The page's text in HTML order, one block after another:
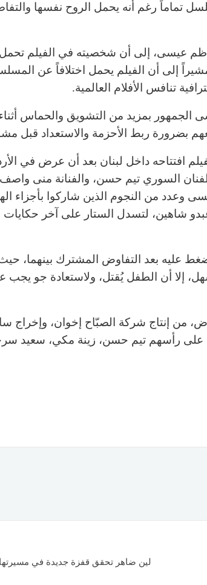
تماماً رغم أنه يحمل الروح نفسها
عيسى، إلى أن شخصيته في الفيلم تحمل
إلى أن الفيلم يحمل اختلافاً عن
تنافس الأفلام العالمية.
الجمهور بمزيد من التشويق والحماس
بضرورة ربط الأحزمة والاستعداد قبل
افتتاحه داخل لبنان بعد أن عرض في
السوري تيم حسن، والفنانة منى
وعدد من النجوم الذين شاركوا بأجزاء
شاهين، لتسدل الستار على آخر حكايات
عليه بعد التفاوض المشترك بينهما،
إلا أن الطفل يُقتل، ولاستعادة جو يجب
من إنتاج ​شركة الصبّاح​ إخوان، وإخراج
على رأسهم تيم حسن، زينة مكي، سعيد
لين ضاهر تحقق قفزة جديدة في